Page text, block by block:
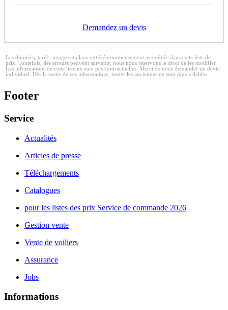
Demandez un devis
Les données, tarifs, images et plans ont été minutieusement assemblés dans cette liste de
prix. Toutefois, des erreurs peuvent survenir, nous nous réservons le droit de les modifier.
Les informations de cette liste ne sont pas contractuelles. Merci de nous demander un devis
individuel. Dès la sortie de ces informations, toutes les anciennes ne sont plus valables.
Footer
Service
Actualités
Articles de presse
Téléchargements
Catalogues
pour les listes des prix Service de commande 2026
Gestion vente
Vente de voiliers
Assurance
Jobs
Informations